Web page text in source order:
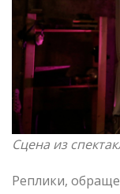
Сцена из
Реплики,